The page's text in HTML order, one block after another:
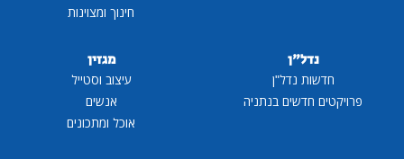
חינוך ומצוינות
נדל"ן
חדשות נדל"ן
פרויקטים חדשים בנתניה
מגזין
עיצוב וסטייל
אנשים
אוכל ומתכונים